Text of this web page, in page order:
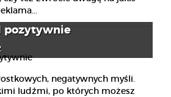
pozytywnie
negatywnych myśli.
ludźmi, po których możesz